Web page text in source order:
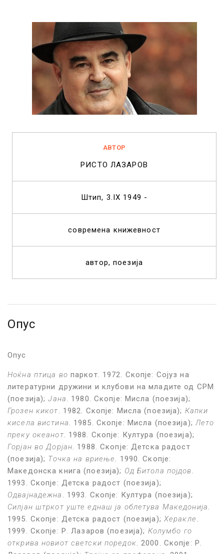
АВТОР
РИСТО ЛАЗАРОВ
Штип, 3.IX 1949 -
современа книжевност
автор поезија
Опус
Опус
Ноќна птица во паркот. 1972. Скопје: Сојуз на
литературни дружини и клубови на младите од СРМ
(поезија);Јана. 1980. Скопје: Мисла (поезија);
Грозен кикот. 1982. Скопје: Мисла (поезија); Капки
кисела вистина. 1985. Скопје: Мисла (поезија);Лето
преку океанот. 1988. Скопје: Култура (поезија);
Горјан во Дорјан. 1988. Скопје: Детска радост
(поезија); Точка на вриење. 1990. Скопје:
Македонска книга (поезија); Од Битола појдов.
1993. Скопје: Детска радост (поезија);
Одвајнадежна . 1993. Скопје: Култура (поезија);
Силјан штркот уште еднаш ја облетува Македонија.
1995. Скопје: Детска радост (поезија); Херакле.
1999. Скопје : Р. Лазаров (поезија); Колумбо го
открива новиот светски поредок. 2000. Скопје: Р.